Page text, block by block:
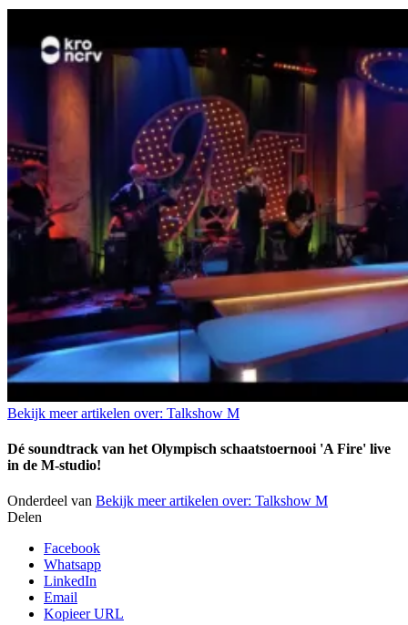
Bekijk meer artikelen over: Talkshow M
Dé soundtrack van het Olympisch schaatstoernooi 'A Fire' live
in de M-studio!
Onderdeel van Bekijk meer artikelen over: Talkshow M
Delen
Facebook
Whatsapp
LinkedIn
Email
Kopieer URL